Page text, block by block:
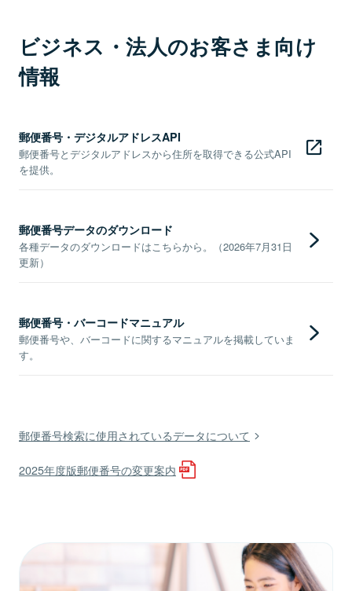
ビジネス・法人のお客さま向け
情報
郵便番号・デジタルアドレスAPI
郵便番号とデジタルアドレスから住所を取得できる公式API
を提供。
郵便番号データのダウンロード
各種データのダウンロードはこちらから。（2026年7月31日
更新）
郵便番号・バーコードマニュアル
郵便番号や、バーコードに関するマニュアルを掲載していま
す。
郵便番号検索に使用されているデータについて
2025年度版郵便番号の変更案内